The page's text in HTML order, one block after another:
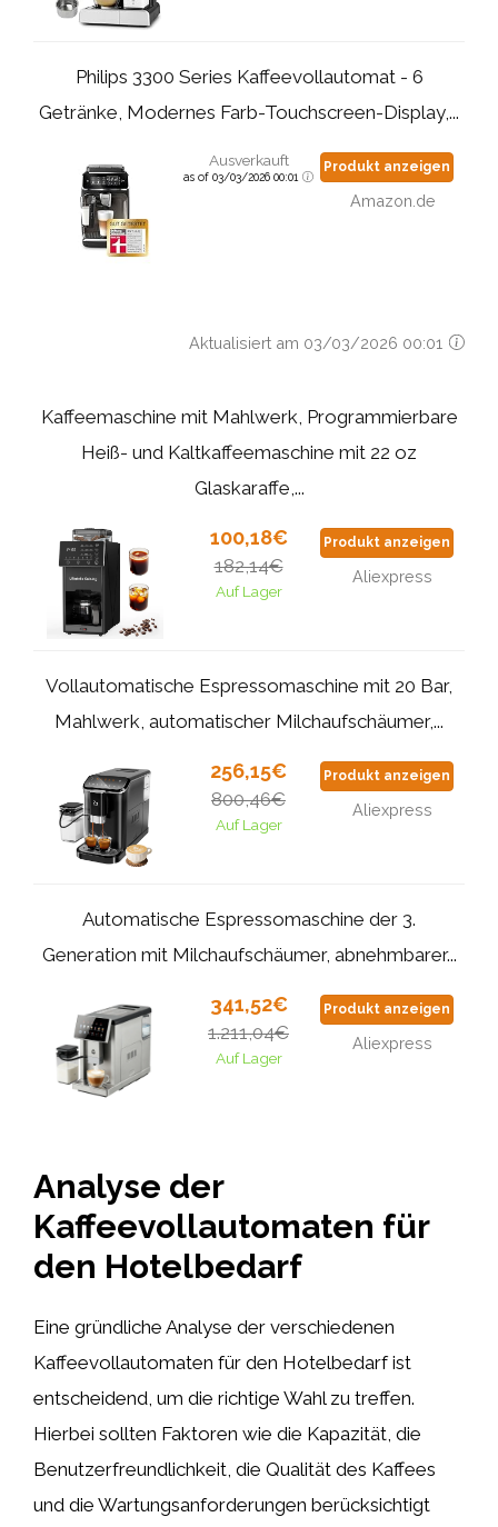
Philips 3300 Series Kaffeevollautomat - 6
Getränke, Modernes Farb-Touchscreen-Display,...
Ausverkauft
as of 03/03/2026 00:01
Produkt anzeigen
Amazon.de
Aktualisiert am 03/03/2026 00:01
Kaffeemaschine mit Mahlwerk, Programmierbare
Heiß- und Kaltkaffeemaschine mit 22 oz
Glaskaraffe,...
100,18€
182,14€
Auf Lager
Produkt anzeigen
Aliexpress
Vollautomatische Espressomaschine mit 20 Bar,
Mahlwerk, automatischer Milchaufschäumer,...
256,15€
800,46€
Auf Lager
Produkt anzeigen
Aliexpress
Automatische Espressomaschine der 3.
Generation mit Milchaufschäumer, abnehmbarer...
341,52€
1.211,04€
Auf Lager
Produkt anzeigen
Aliexpress
Analyse der
Kaffeevollautomaten für
den Hotelbedarf
Eine gründliche Analyse der verschiedenen
Kaffeevollautomaten für den Hotelbedarf ist
entscheidend, um die richtige Wahl zu treffen.
Hierbei sollten Faktoren wie die Kapazität, die
Benutzerfreundlichkeit, die Qualität des Kaffees
und die Wartungsanforderungen berücksichtigt